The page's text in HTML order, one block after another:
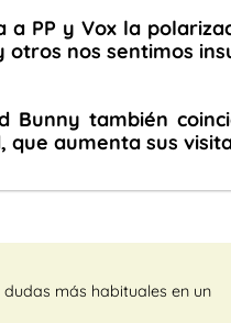
a PP y Vox la
otros nos sentimos
Bunny también
que aumenta sus
más habituales en un